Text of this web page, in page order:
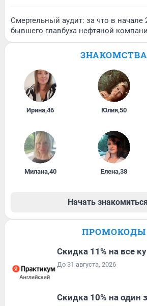
Смертельный аудит: за что в начале
бывшего главбуха нефтяной
ЗНАКОМСТВА
Ирина,46 Юлия,50
Милана,40 Елена,38
Начать знакомиться
ПРОМОКОДЫ
Скидка 11% на все
До 31 августа, 2026
Скидка 10% на один